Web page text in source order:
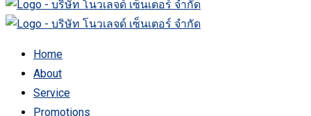
Home
About
Service
Promotions